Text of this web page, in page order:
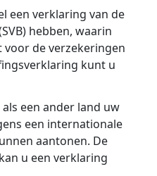
een verklaring van de
hebben, waarin
de verzekeringen
kunt u
een ander land uw
een internationale
aantonen. De
u een verklaring